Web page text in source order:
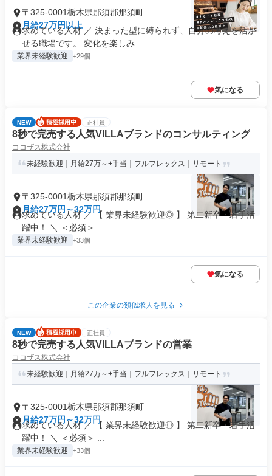
〒325-0001栃木県那須郡那須町
月給27万円以上
求めている人材 ／ 決まった型に縛られず、自分の考えを活か
せる職場です。 変化を楽しみ...
業界未経験歓迎 +29個
気になる
NEW 正社員
8秒で完売する人気VILLAブランドのコンサルティング
ココザス株式会社
未経験歓迎｜月給27万～+手当｜フルフレックス｜リモート
〒325-0001栃木県那須郡那須町
月給27万円～32万円
求めている人材 ／ 【 業界未経験歓迎◎ 】 第二新卒・若手活
躍中！ ＼ ＜必須＞ ...
業界未経験歓迎 +33個
気になる
この企業の類似求人を見る
NEW 正社員
8秒で完売する人気VILLAブランドの営業
ココザス株式会社
未経験歓迎｜月給27万～+手当｜フルフレックス｜リモート
〒325-0001栃木県那須郡那須町
月給27万円～32万円
求めている人材 ／ 【 業界未経験歓迎◎ 】 第二新卒・若手活
躍中！ ＼ ＜必須＞ ...
業界未経験歓迎 +33個